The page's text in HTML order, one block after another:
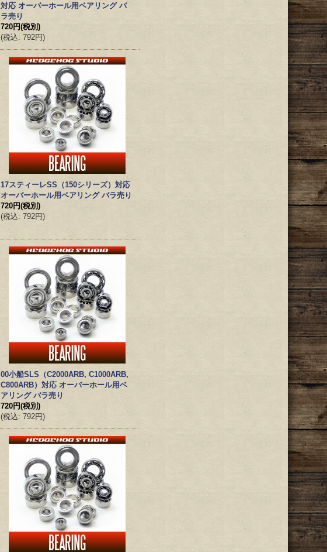
対応 オーバーホール用ベアリング バ
ラ売り
720円(税別)
(税込: 792円)
17スティーレSS（150シリーズ）対応
オーバーホール用ベアリング バラ売り
720円(税別)
(税込: 792円)
00小船SLS（C2000ARB, C1000ARB,
C800ARB）対応 オーバーホール用ベ
アリング バラ売り
720円(税別)
(税込: 792円)